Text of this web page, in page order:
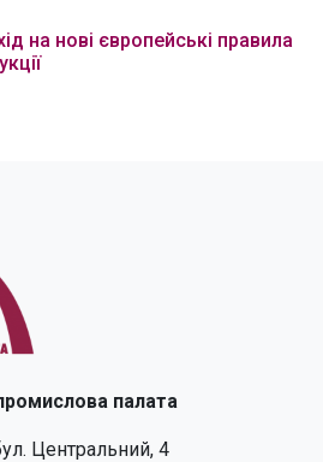
на нові європейські правила
палата
Центральний, 4